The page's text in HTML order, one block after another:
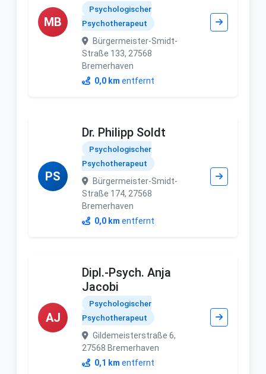
MB
Psychologischer
Psychotherapeut
Bürgermeister-Smidt-
Straße 133, 27568
Bremerhaven
0,0 km entfernt
PS
Dr. Philipp Soldt
Psychologischer
Psychotherapeut
Bürgermeister-Smidt-
Straße 174, 27568
Bremerhaven
0,0 km entfernt
AJ
Dipl.-Psych. Anja
Jacobi
Psychologischer
Psychotherapeut
Gildemeisterstraße 6,
27568 Bremerhaven
0,1 km entfernt